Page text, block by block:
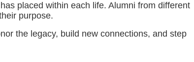
placed within each life. Alumni from different
purpose.
the legacy, build new connections, and step